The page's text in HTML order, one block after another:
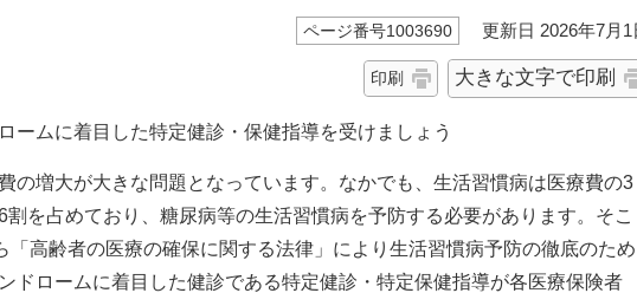
ページ番号1003690 更新日 2026年7月1
印刷 大きな文字で印刷
ームに着目した特定健診・保健指導を受けましょう
の増大が大きな問題となっています。なかでも、生活習慣病は医療費の3
を占めており、糖尿病等の生活習慣病を予防する必要があります。そこ
「高齢者の医療の確保に関する法律」により生活習慣病予防の徹底のため
ドロームに着目した健診である特定健診・特定保健指導が各医療保険者